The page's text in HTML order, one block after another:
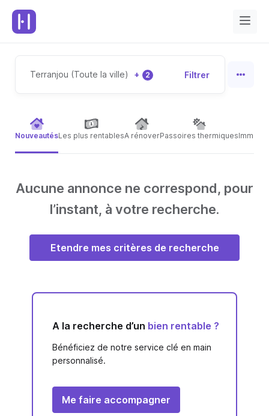
Terranjou (Toute la ville) + 2 Filtrer
NouveautésLes plus rentablesA rénoverPassoires thermiques
Aucune annonce ne correspond, pour
l’instant, à votre recherche.
Etendre mes critères de recherche
A la recherche d’un bien rentable ?
Bénéficiez de notre service clé en main
personnalisé.
Me faire accompagner